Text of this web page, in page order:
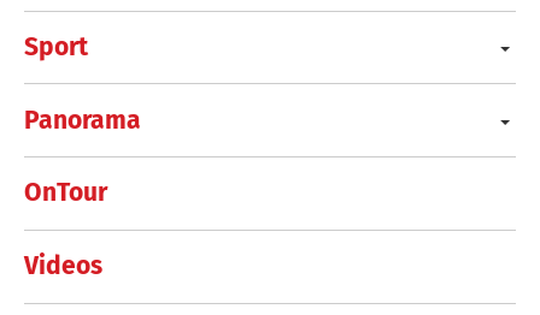
Sport
Panorama
OnTour
Videos